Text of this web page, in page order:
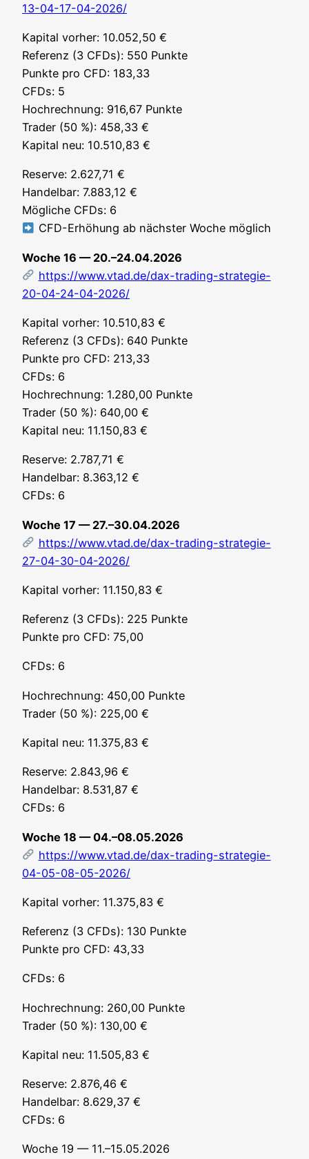
13-04-17-04-2026/
Kapi­tal vor­her: 10.052,50 €
Refe­renz (3 CFDs): 550 Punk­te
Punk­te pro CFD: 183,33
CFDs: 5
Hoch­rech­nung: 916,67 Punk­te
Trader (50 %): 458,33 €
Kapi­tal neu: 10.510,83 €
Reser­ve: 2.627,71 €
Han­del­bar: 7.883,12 €
Mög­li­che CFDs: 6
CFD-Erhö­hung ab nächs­ter Woche möglich
Woche 16 — 20.–24.04.2026
https://www.vtad.de/dax-trading-strategie-
20-04-24-04-2026/
Kapi­tal vor­her: 10.510,83 €
Refe­renz (3 CFDs): 640 Punk­te
Punk­te pro CFD: 213,33
CFDs: 6
Hoch­rech­nung: 1.280,00 Punk­te
Trader (50 %): 640,00 €
Kapi­tal neu: 11.150,83 €
Reser­ve: 2.787,71 €
Han­del­bar: 8.363,12 €
CFDs: 6
Woche 17 — 27.–30.04.2026
https://www.vtad.de/dax-trading-strategie-
27-04-30-04-2026/
Kapi­tal vor­her: 11.150,83 €
Refe­renz (3 CFDs): 225 Punk­te
Punk­te pro CFD: 75,00
CFDs: 6
Hoch­rech­nung: 450,00 Punk­te
Trader (50 %): 225,00 €
Kapi­tal neu: 11.375,83 €
Reser­ve: 2.843,96 €
Han­del­bar: 8.531,87 €
CFDs: 6
Woche 18 — 04.–08.05.2026
https://www.vtad.de/dax-trading-strategie-
04-05-08-05-2026/
Kapi­tal vor­her: 11.375,83 €
Refe­renz (3 CFDs): 130 Punk­te
Punk­te pro CFD: 43,33
CFDs: 6
Hoch­rech­nung: 260,00 Punk­te
Trader (50 %): 130,00 €
Kapi­tal neu: 11.505,83 €
Reser­ve: 2.876,46 €
Han­del­bar: 8.629,37 €
CFDs: 6
Woche 19 — 11.–15.05.2026